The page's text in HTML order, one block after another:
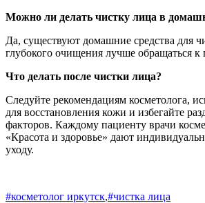
Можно ли делать чистку лица в
Да, существуют домашние средства для
глубокого очищения лучше обращаться к
Что делать после чистки лица?
Следуйте рекомендациям косметолога,
для восстановления кожи и избегайте
факторов. Каждому пациенту врачи
«Красота и здоровье» дают
уходу.
#косметолог иркутск,#чистка лица